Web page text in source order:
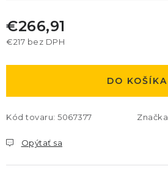
€266,91
€217 bez DPH
DO KOŠÍKA
Kód tovaru: 5067377
Opýtať sa